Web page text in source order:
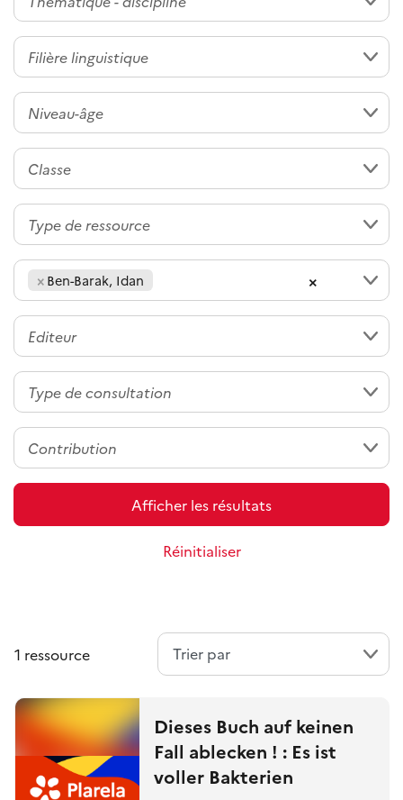
×
× Ben-Barak, Idan
Afficher les résultats
Réinitialiser
1 ressource
Dieses Buch auf keinen
Fall ablecken ! : Es ist
voller Bakterien